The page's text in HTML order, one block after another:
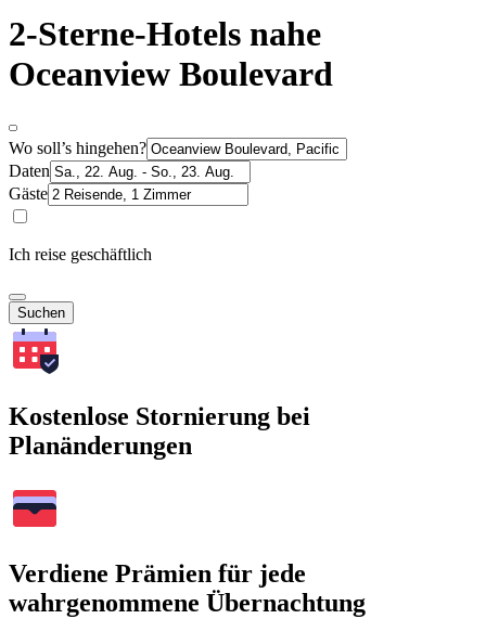
2-Sterne-Hotels nahe
Oceanview Boulevard
Wo soll’s hingehen?
Daten
Gäste
Ich reise geschäftlich
Suchen
Kostenlose Stornierung bei
Planänderungen
Verdiene Prämien für jede
wahrgenommene Übernachtung